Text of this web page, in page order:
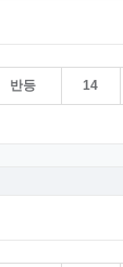
반등 14